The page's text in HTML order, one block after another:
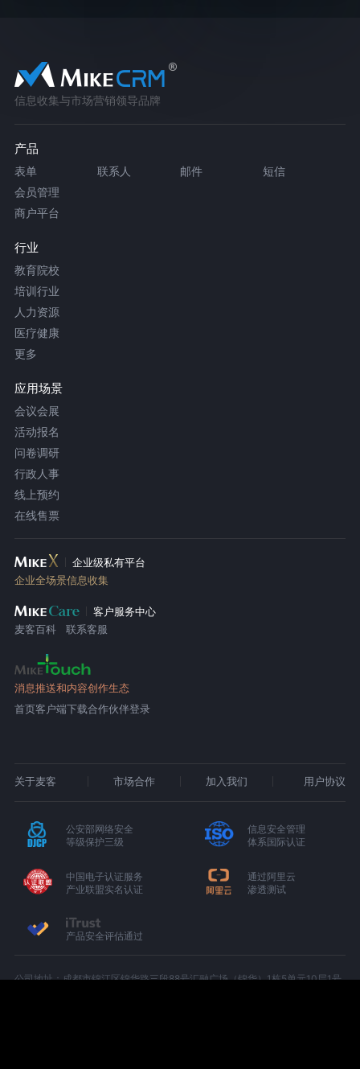
信息收集与市场营销领导品牌
产品
表单 联系人 邮件
短信
会员管理
商户平台
行业
教育院校
培训行业
人力资源
医疗健康
更多
应用场景
会议会展
活动报名
问卷调研
行政人事
线上预约
在线售票
企业级私有平台
企业全场景信息收集
客户服务中心
麦客百科
联系客服
消息推送和内容创作生态
首页客户端下载合作伙伴登录
关于麦客 市场合作 加入我们 用户协议
公安部网络安全
等级保护三级
信息安全管理
体系国际认证
中国电子认证服务
产业联盟实名认证
通过阿里云
渗透测试
产品安全评估通过
公司地址：成都市锦江区锦华路三段88号汇融广场（锦华）1栋5单元10层1号